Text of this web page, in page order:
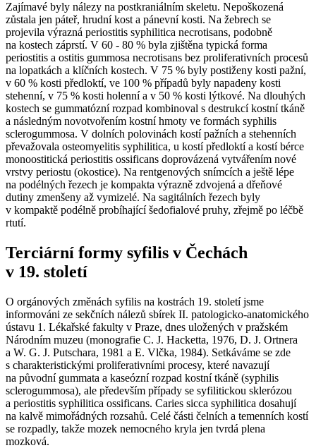
Zajímavé byly nálezy na postkraniálním skeletu. Nepoškozená
zůstala jen páteř, hrudní kost a pánevní kosti. Na žebrech se
projevila výrazná periostitis syphilitica necrotisans, podobně
na kostech záprstí. V 60 - 80 % byla zjištěna typická forma
periostitis a ostitis gummosa necrotisans bez proliferativních procesů
na lopatkách a klíčních kostech. V 75 % byly postiženy kosti pažní,
v 60 % kosti předloktí, ve 100 % případů byly napadeny kosti
stehenní, v 75 % kosti holenní a v 50 % kosti lýtkové. Na dlouhých
kostech se gummatózní rozpad kombinoval s destrukcí kostní tkáně
a následným novotvořením kostní hmoty ve formách syphilis
sclerogummosa. V dolních polovinách kostí pažních a stehenních
převažovala osteomyelitis syphilitica, u kostí předloktí a kostí bérce
monoostitická periostitis ossificans doprovázená vytvářením nové
vrstvy periostu (okostice). Na rentgenových snímcích a ještě lépe
na podélných řezech je kompakta výrazně zdvojená a dřeňové
dutiny zmenšeny až vymizelé. Na sagitálních řezech byly
v kompaktě podélně probíhající šedofialové pruhy, zřejmě po léčbě
rtutí.
Terciární formy syfilis v Čechách
v 19. století
O orgánových změnách syfilis na kostrách 19. století jsme
informováni ze sekčních nálezů sbírek II. patologicko-anatomického
ústavu 1. Lékařské fakulty v Praze, dnes uložených v pražském
Národním muzeu (monografie C. J. Hacketta, 1976, D. J. Ortnera
a W. G. J. Putschara, 1981 a E. Vlčka, 1984). Setkáváme se zde
s charakteristickými proliferativními procesy, které navazují
na původní gummata a kaseózní rozpad kostní tkáně (syphilis
sclerogummosa), ale především případy se syfilitickou sklerózou
a periostitis syphilitica ossificans. Caries sicca syphilitica dosahují
na kalvě mimořádných rozsahů. Celé části čelních a temenních kostí
se rozpadly, takže mozek nemocného kryla jen tvrdá plena
mozková.